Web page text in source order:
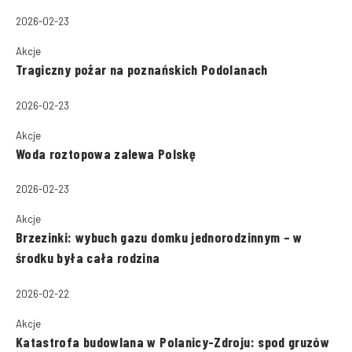
2026-02-23
Akcje
Tragiczny pożar na poznańskich Podolanach
2026-02-23
Akcje
Woda roztopowa zalewa Polskę
2026-02-23
Akcje
Brzezinki: wybuch gazu domku jednorodzinnym – w
środku była cała rodzina
2026-02-22
Akcje
Katastrofa budowlana w Polanicy-Zdroju: spod gruzów